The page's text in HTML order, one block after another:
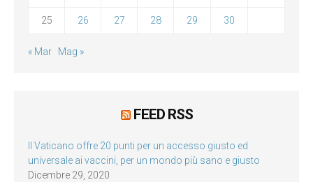
25 26 27 28 29 30
« Mar Mag »
FEED RSS
Il Vaticano offre 20 punti per un accesso giusto ed
universale ai vaccini, per un mondo più sano e giusto
Dicembre 29, 2020